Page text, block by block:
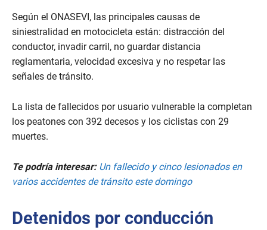
Según el ONASEVI, las principales causas de
siniestralidad en motocicleta están: distracción del
conductor, invadir carril, no guardar distancia
reglamentaria, velocidad excesiva y no respetar las
señales de tránsito.
La lista de fallecidos por usuario vulnerable la completan
los peatones con 392 decesos y los ciclistas con 29
muertes.
Te podría interesar: Un fallecido y cinco lesionados en
varios accidentes de tránsito este domingo
Detenidos por conducción